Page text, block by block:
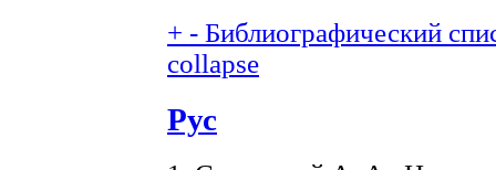
+ - Библиографический
collapse
Рус